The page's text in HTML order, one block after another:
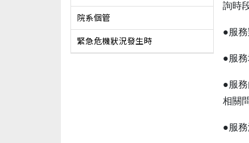
院系個管
緊急危機狀況發生時
詢時
●服
●服
●服
相關
●服